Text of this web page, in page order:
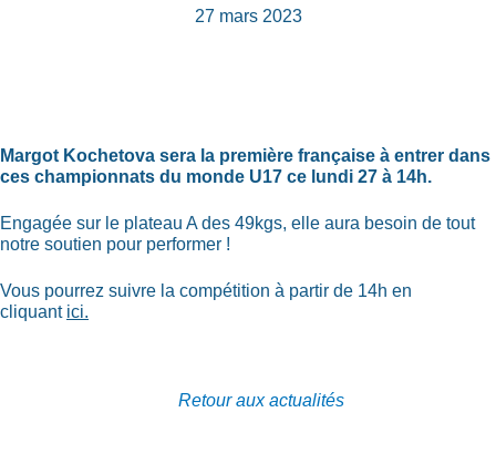
27 mars 2023
Margot Kochetova sera la première française à entrer dans
ces championnats du monde U17 ce lundi 27 à 14h.
Engagée sur le plateau A des 49kgs, elle aura besoin de tout
notre soutien pour performer !
Vous pourrez suivre la compétition à partir de 14h en
cliquant ici.
Retour aux actualités